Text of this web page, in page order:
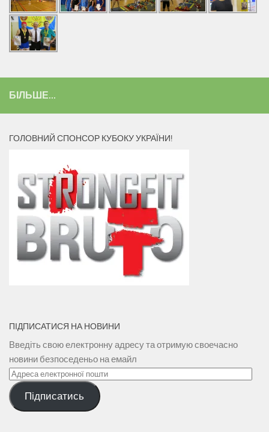
БІЛЬШЕ...
ГОЛОВНИЙ СПОНСОР КУБОКУ УКРАЇНИ!
ПІДПИСАТИСЯ НА НОВИНИ
Введіть свою електронну адресу та отримую своечасно
новини безпоседеньо на емайл
Адреса
електронної
поштиПідписатись